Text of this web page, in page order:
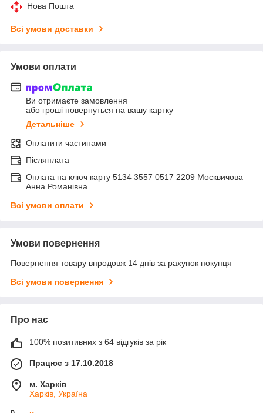
Нова Пошта
Всі умови доставки
Умови оплати
Ви отримаєте замовлення
або гроші повернуться на вашу картку
Детальніше
Оплатити частинами
Післяплата
Оплата на ключ карту 5134 3557 0517 2209 Москвичова
Анна Романівна
Всі умови оплати
Умови повернення
Повернення товару впродовж 14 днів за рахунок покупця
Всі умови повернення
Про нас
100% позитивних з 64 відгуків за рік
Працює з 17.10.2018
м. Харків
Харків, Україна